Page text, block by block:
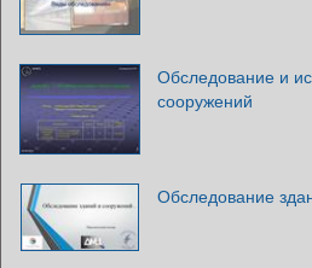
Обследование и
сооружений
Обследование